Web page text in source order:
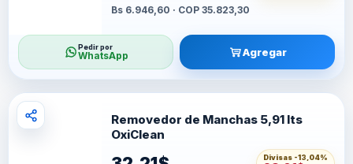
Bs 6.946,60 · COP 35.823,30
Pedir por
WhatsApp Agregar
Removedor de Manchas 5,91 lts
OxiClean
Divisas -13,04%